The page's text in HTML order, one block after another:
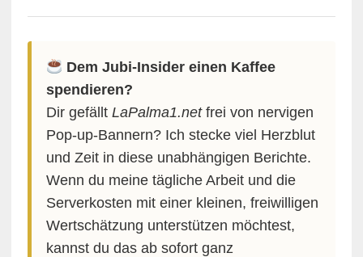
Dem Jubi-Insider einen Kaffee
spendieren?
Dir gefällt LaPalma1.netfrei von nervigen
Pop-up-Bannern? Ich stecke viel Herzblut
und Zeit in diese unabhängigen Berichte.
Wenn du meine tägliche Arbeit und die
Serverkosten mit einer kleinen, freiwilligen
Wertschätzung unterstützen möchtest,
kannst du das ab sofort ganz